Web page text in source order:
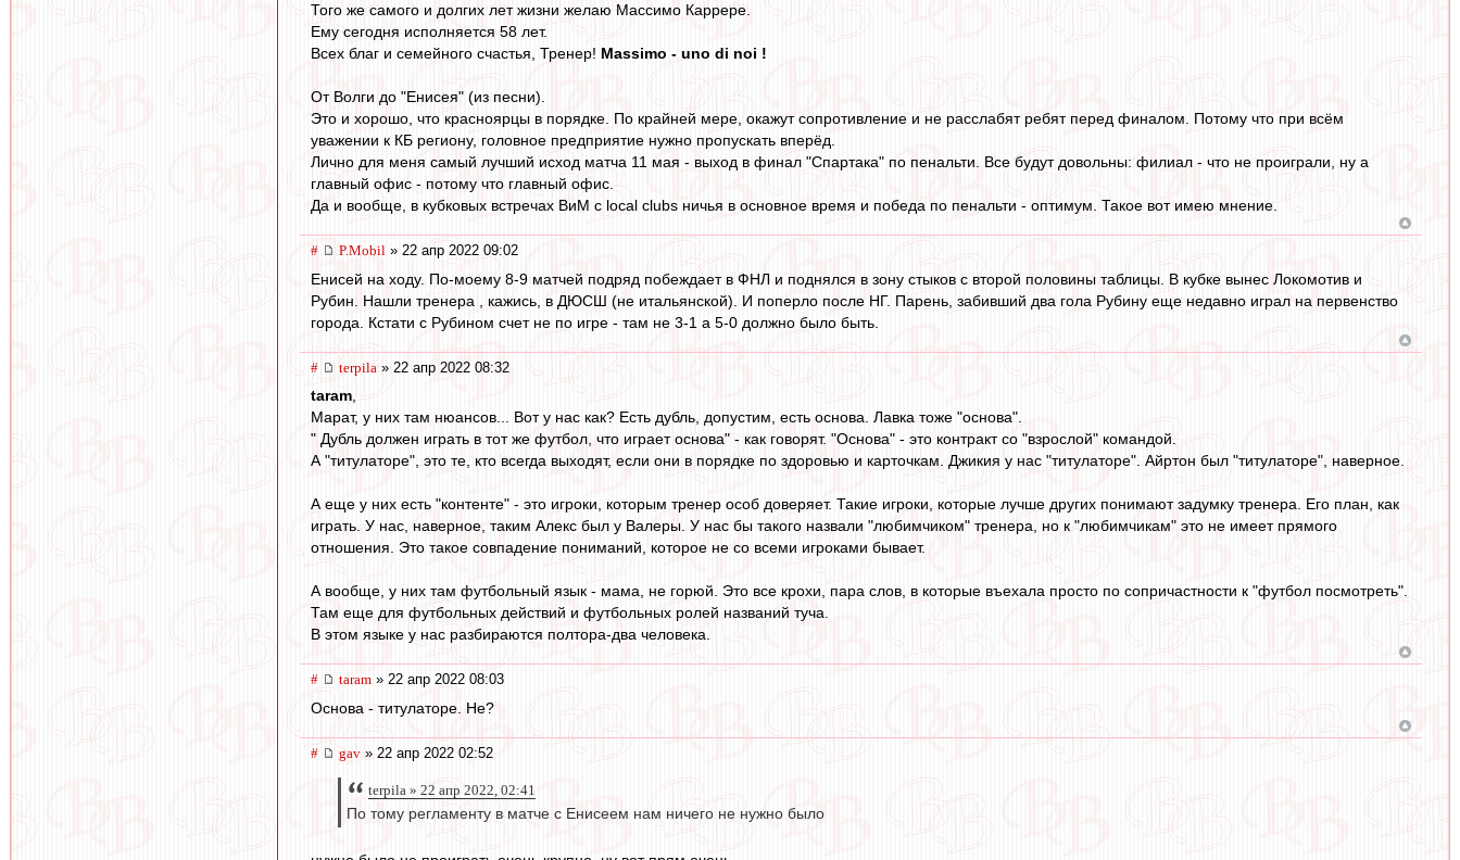
Того же самого и долгих лет жизни желаю Массимо Каррере.
Ему сегодня исполняется 58 лет.
Всех благ и семейного счастья, Тренер! Massimo - uno di noi !
От Волги до "Енисея" (из песни).
Это и хорошо, что красноярцы в порядке. По крайней мере, окажут сопротивление и не расслабят ребят перед финалом. Потому что при всём
уважении к КБ региону, головное предприятие нужно пропускать вперёд.
Лично для меня самый лучший исход матча 11 мая - выход в финал "Спартака" по пенальти. Все будут довольны: филиал - что не проиграли, ну а
главный офис - потому что главный офис.
Да и вообще, в кубковых встречах ВиМ с local clubs ничья в основное время и победа по пенальти - оптимум. Такое вот имею мнение.
# P.Mobil » 22 апр 2022 09:02
Енисей на ходу. По-моему 8-9 матчей подряд побеждает в ФНЛ и поднялся в зону стыков с второй половины таблицы. В кубке вынес Локомотив и
Рубин. Нашли тренера , кажись, в ДЮСШ (не итальянской). И поперло после НГ. Парень, забивший два гола Рубину еще недавно играл на первенство
города. Кстати с Рубином счет не по игре - там не 3-1 а 5-0 должно было быть.
# terpila » 22 апр 2022 08:32
taram,
Марат, у них там нюансов... Вот у нас как? Есть дубль, допустим, есть основа. Лавка тоже "основа".
" Дубль должен играть в тот же футбол, что играет основа" - как говорят. "Основа" - это контракт со "взрослой" командой.
А "титулаторе", это те, кто всегда выходят, если они в порядке по здоровью и карточкам. Джикия у нас "титулаторе". Айртон был "титулаторе", наверное.
А еще у них есть "контенте" - это игроки, которым тренер особ доверяет. Такие игроки, которые лучше других понимают задумку тренера. Его план, как
играть. У нас, наверное, таким Алекс был у Валеры. У нас бы такого назвали "любимчиком" тренера, но к "любимчикам" это не имеет прямого
отношения. Это такое совпадение пониманий, которое не со всеми игроками бывает.
А вообще, у них там футбольный язык - мама, не горюй. Это все крохи, пара слов, в которые въехала просто по сопричастности к "футбол посмотреть".
Там еще для футбольных действий и футбольных ролей названий туча.
В этом языке у нас разбираются полтора-два человека.
# taram » 22 апр 2022 08:03
Основа - титулаторе. Не?
# gav » 22 апр 2022 02:52
terpila » 22 апр 2022, 02:41
По тому регламенту в матче с Енисеем нам ничего не нужно было